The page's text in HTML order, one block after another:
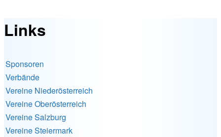
Links
Sponsoren
Verbände
Vereine Niederösterreich
Vereine Oberösterreich
Vereine Salzburg
Vereine Steiermark